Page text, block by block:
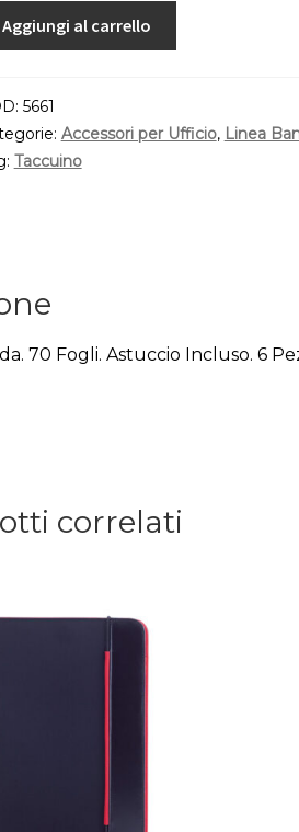
Aggiungi al carrello
5661
Accessori per Ufficio, Linea
Taccuino
70 Fogli. Astuccio Incluso. 6
correlati